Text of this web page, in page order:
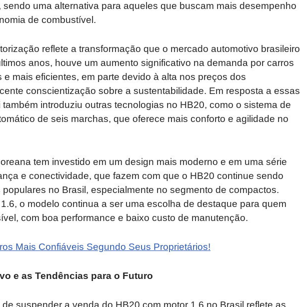
sendo uma alternativa para aqueles que buscam mais desempenho
de combustível.
reflete a transformação que o mercado automotivo brasileiro
anos, houve um aumento significativo na demanda por carros
e mais eficientes, em parte devido à alta nos preços dos
conscientização sobre a sustentabilidade. Em resposta a essas
introduziu outras tecnologias no HB20, como o sistema de
de seis marchas, que oferece mais conforto e agilidade no
tem investido em um design mais moderno e em uma série
e conectividade, que fazem com que o HB20 continue sendo
no Brasil, especialmente no segmento de compactos.
o modelo continua a ser uma escolha de destaque para quem
com boa performance e baixo custo de manutenção.
Mais Confiáveis Segundo Seus Proprietários!
e as Tendências para o Futuro
suspender a venda do HB20 com motor 1.6 no Brasil reflete as